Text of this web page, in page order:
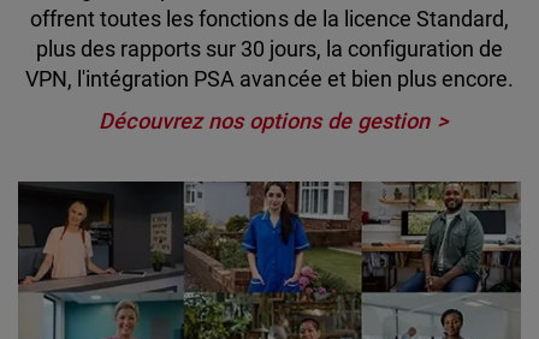
offrent toutes les fonctions de la licence Standard,
plus des rapports sur 30 jours, la configuration de
VPN, l'intégration PSA avancée et bien plus encore.
Découvrez nos options de gestion